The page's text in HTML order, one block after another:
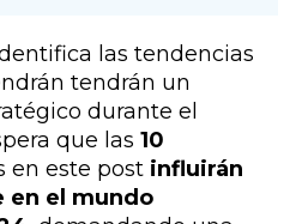
las tendencias
tendrán un
durante el
que las 10
en este post influirán
en el mundo